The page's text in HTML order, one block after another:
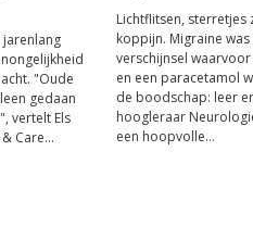
jarenlang
"Oude
gedaan
vertelt Els
Care...
Lichtflitsen, sterretjes
koppijn. Migraine
verschijnsel
en een paracetamol
de boodschap: leer
hoogleraar
een hoopvolle...